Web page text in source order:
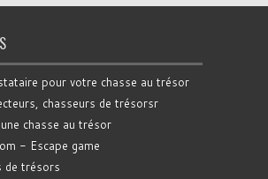
pour votre chasse au trésor
chasseurs de trésorsr
chasse au trésor
- Escape game
de trésors